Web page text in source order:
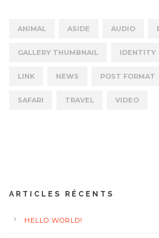
ANIMAL ASIDE AUDIO
GALLERY THUMBNAIL IDENTITY
LINK NEWS POST FORMAT
SAFARI TRAVEL VIDEO
ARTICLES RÉCENTS
HELLO WORLD!